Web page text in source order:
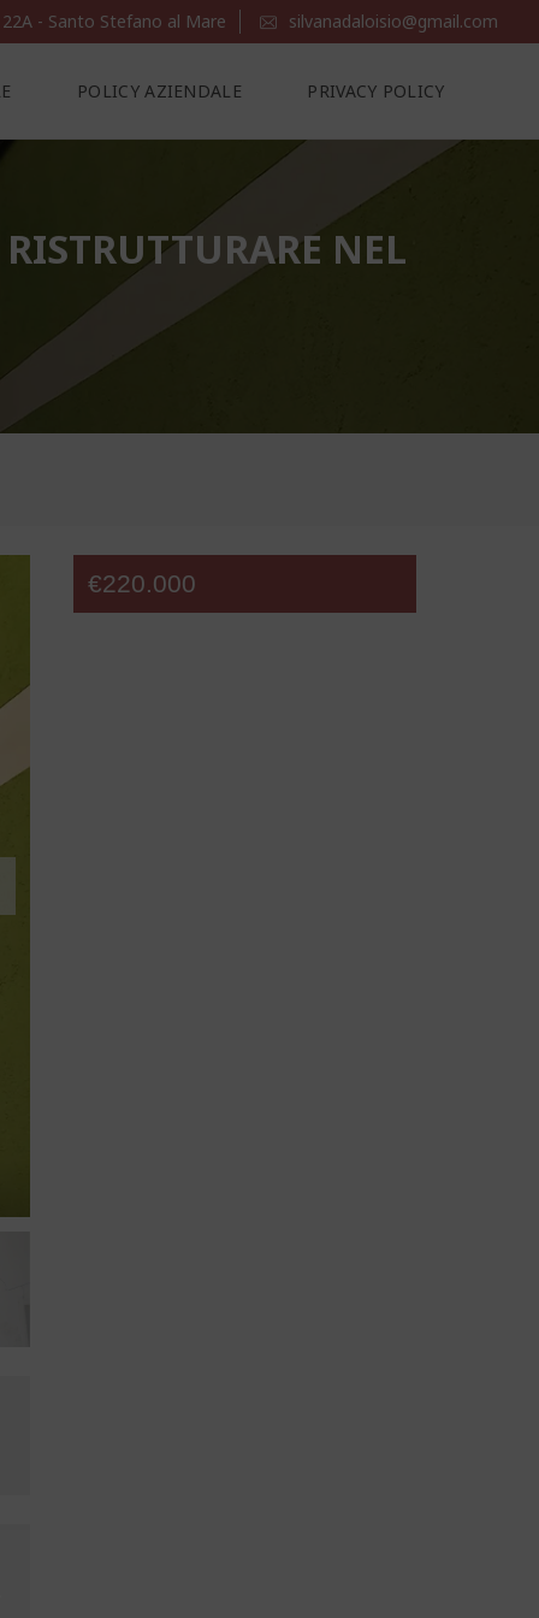
- Santo Stefano al Mare silvanadaloisio@gmail.com
POLICY AZIENDALE PRIVACY POLICY
NEL
€220.000